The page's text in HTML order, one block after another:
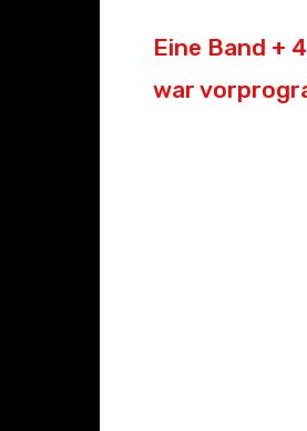
Eine Band +
war